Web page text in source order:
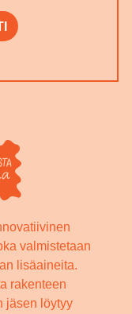
valmistetaan
lisäaineita.
rakenteen
jäsen löytyy